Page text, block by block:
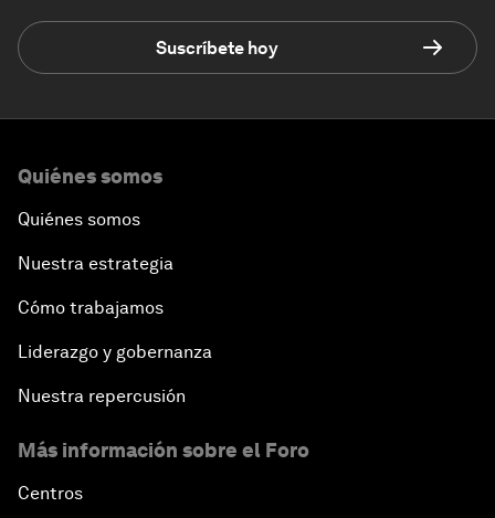
Suscríbete hoy
Quiénes somos
Quiénes somos
Nuestra estrategia
Cómo trabajamos
Liderazgo y gobernanza
Nuestra repercusión
Más información sobre el Foro
Centros